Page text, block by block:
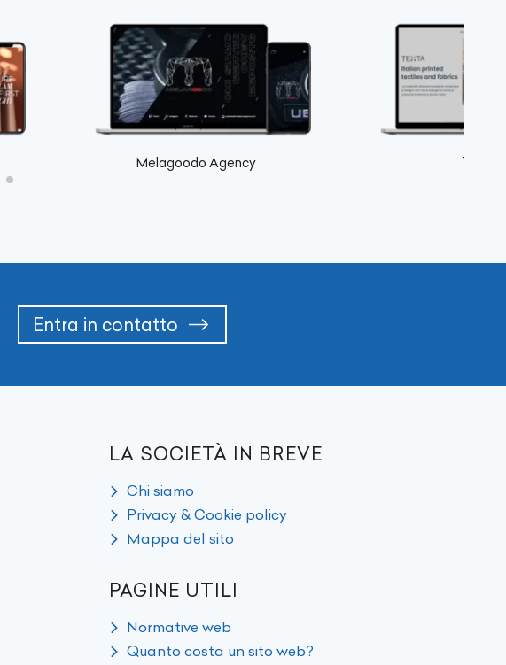
Melagoodo Agency Texta
Entra in contatto
LA SOCIETÀ IN BREVE
Chi siamo
Privacy & Cookie policy
Mappa del sito
PAGINE UTILI
Normative web
Quanto costa un sito web?